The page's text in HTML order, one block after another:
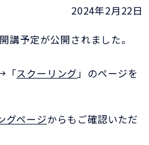
2024年2月22日
講予定が公開されました。
「スクーリング」のページを
グページからもご確認いただ